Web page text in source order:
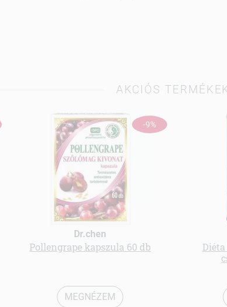
AKCIÓS
-9%
Dr.chen
Pollengrape kapszula 60 db
MEGNÉZEM